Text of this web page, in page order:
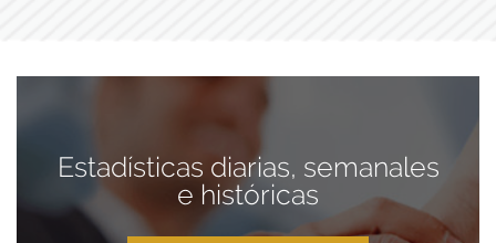
Estadísticas diarias, semanales
e históricas